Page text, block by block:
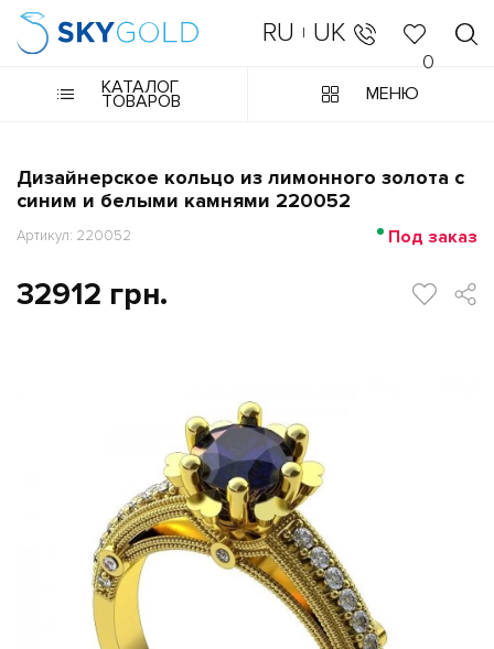
RU | UK
0
КАТАЛОГ
ТОВАРОВ МЕНЮ
Дизайнерское кольцо из лимонного золота с
синим и белыми камнями 220052
Артикул: 220052 Под заказ
32912 грн.